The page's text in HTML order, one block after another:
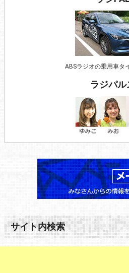
ABSラジオの乗用車タ
ラジパル
サイト内検索